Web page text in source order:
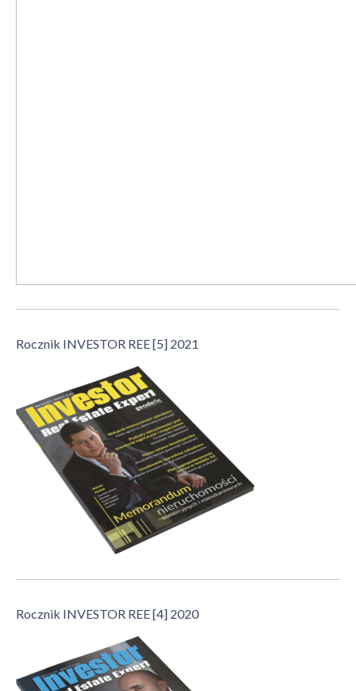
Rocznik INVESTOR REE [5] 2021
Rocznik INVESTOR REE [4] 2020